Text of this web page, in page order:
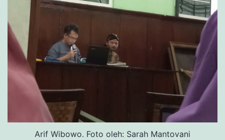
Arif Wibowo. Foto oleh: Sarah Mantovani